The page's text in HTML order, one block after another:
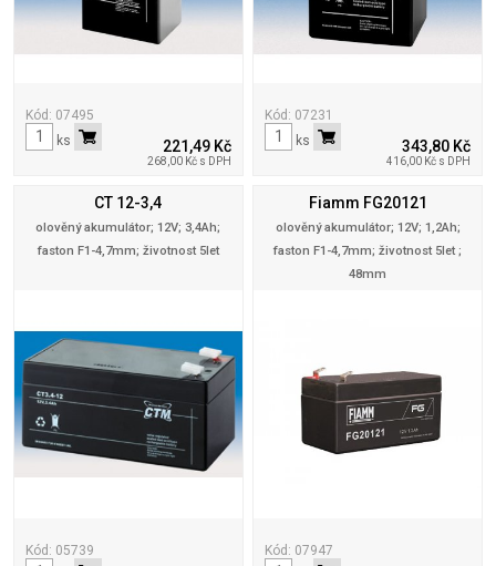
Kód: 07495
221,49 Kč
268,00 Kč s DPH
ks
Kód: 07231
343,80 Kč
416,00 Kč s DPH
ks
CT 12-3,4
olověný akumulátor; 12V; 3,4Ah;
faston F1-4,7mm; životnost 5let
Kód: 05739
Fiamm FG20121
olověný akumulátor; 12V; 1,2Ah;
faston F1-4,7mm; životnost 5let ;
48mm
Kód: 07947